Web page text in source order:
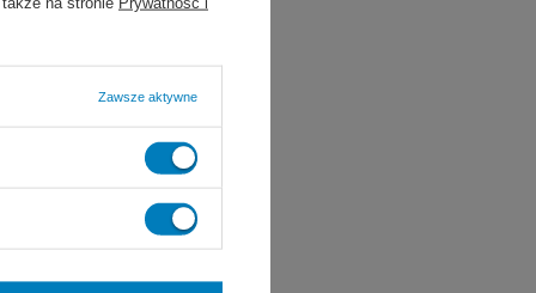
Zawsze aktywne